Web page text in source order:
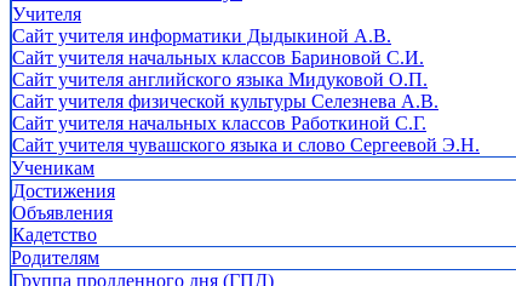
Учителя
Cайт учителя информатики Дыдыкиной А.В.
Сайт учителя начальных классов Бариновой С.И.
Сайт учителя английского языка Мидуковой О.П.
Сайт учителя физической культуры Селезнева А.В.
Сайт учителя начальных классов Работкиной С.Г.
Сайт учителя чувашского языка и слово Сергеевой Э.Н.
Ученикам
Достижения
Объявления
Кадетство
Родителям
Группа продленного дня (ГПД)